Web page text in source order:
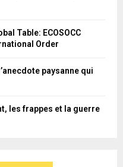
Table: ECOSOCC
Order
paysanne qui
les frappes et la guerre